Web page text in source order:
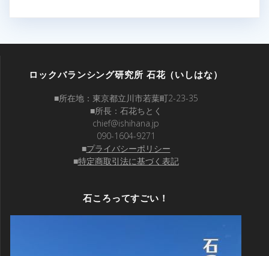
ロックバランシング研究所 石花（いしはな）
■所在地：東京都立川市若葉町2-23-35
■所長：石花ちとく
chief@ishihana.jp
090-1604-9271
■プライバシーポリシー
■特定商取引法に基づく表記
石ころってすごい！